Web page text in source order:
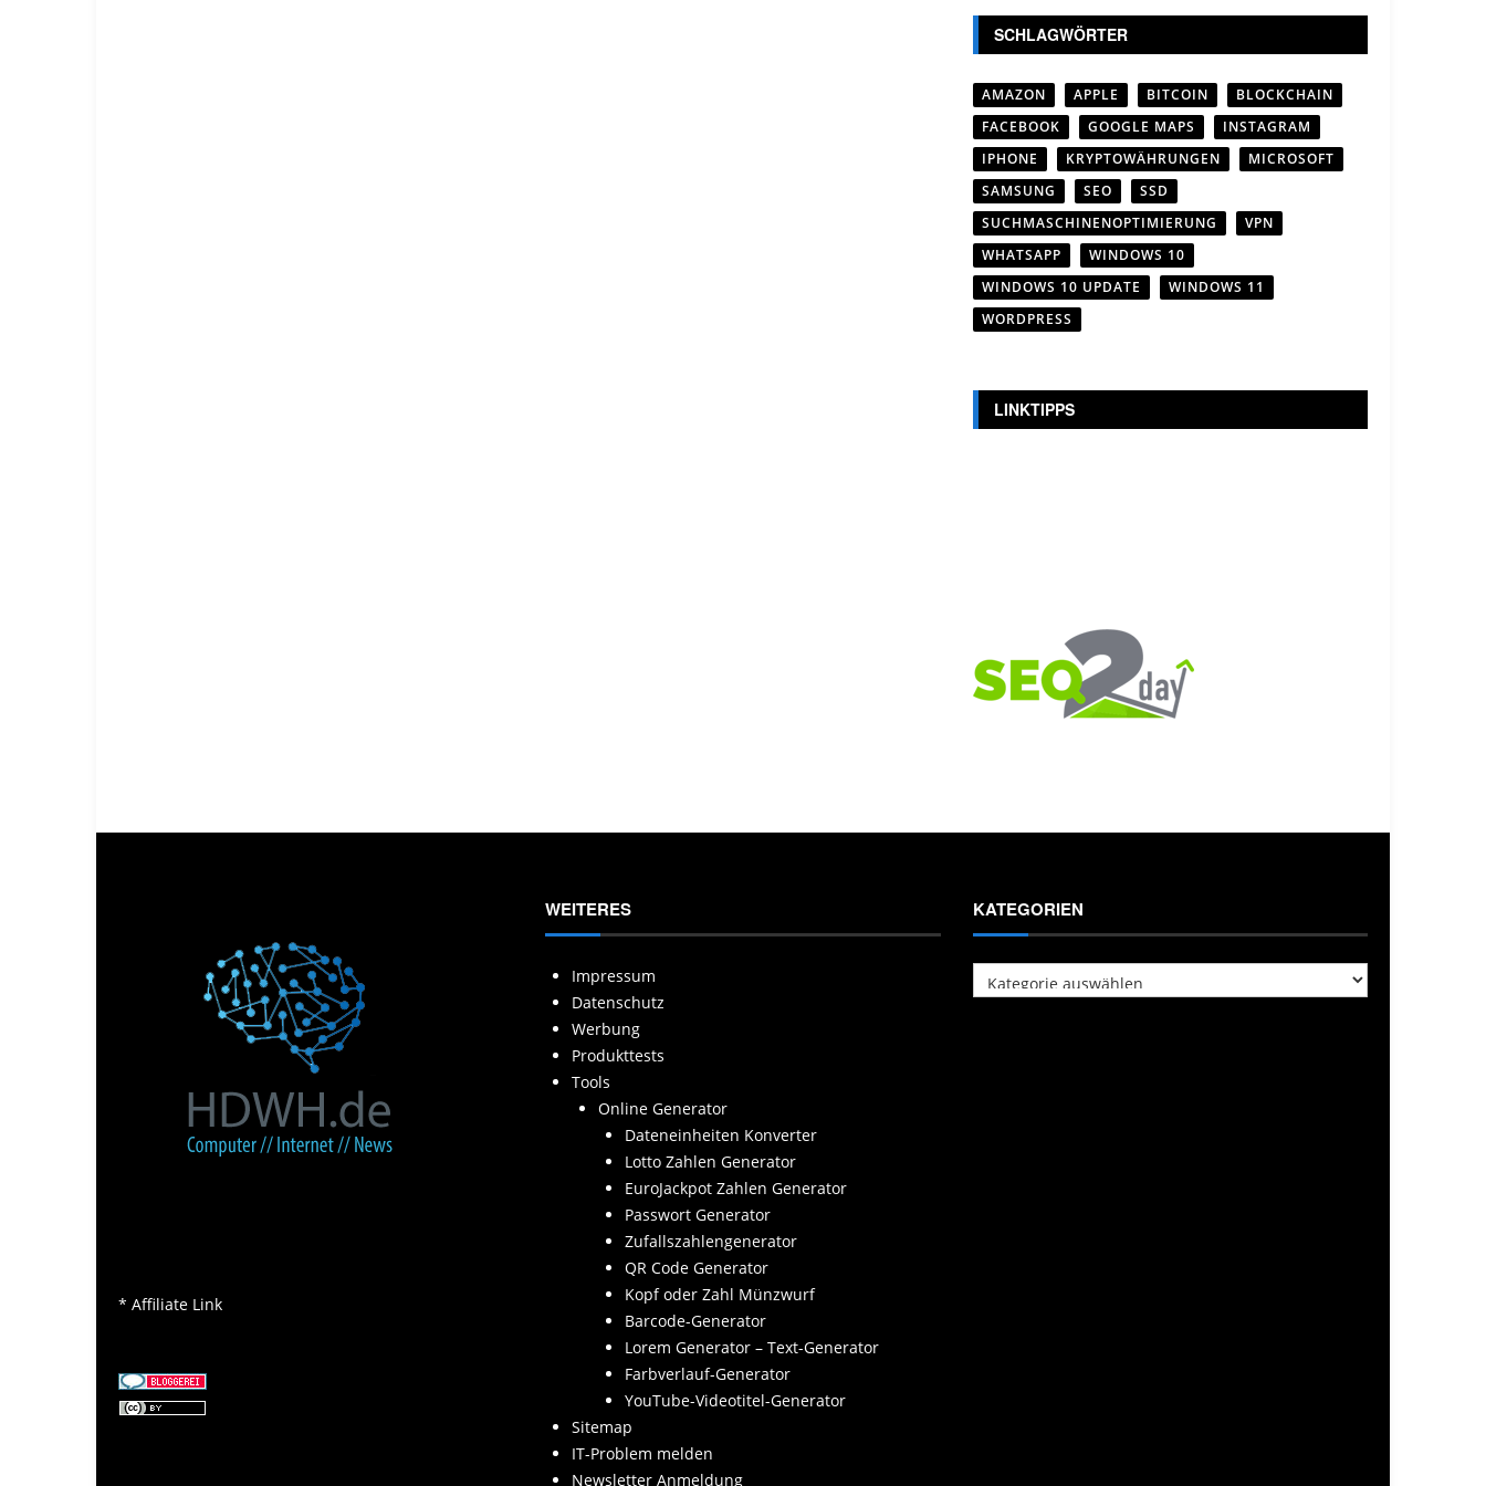
SCHLAGWÖRTER
AMAZON APPLE BITCOIN
BLOCKCHAIN
FACEBOOK
GOOGLE MAPS
INSTAGRAM
IPHONE
KRYPTOWÄHRUNGEN
MICROSOFT
SAMSUNG
SEO
SSD
SUCHMASCHINENOPTIMIERUNG
VPN
WHATSAPP
WINDOWS 10
WINDOWS 10 UPDATE
WINDOWS 11
WORDPRESS
LINKTIPPS
* Affiliate Link
WEITERES
Impressum
Datenschutz
Werbung
Produkttests
Tools
Online Generator
Dateneinheiten Konverter
Lotto Zahlen Generator
EuroJackpot Zahlen Generator
Passwort Generator
Zufallszahlengenerator
QR Code Generator
Kopf oder Zahl Münzwurf
Barcode-Generator
Lorem Generator – Text-Generator
Farbverlauf-Generator
YouTube-Videotitel-Generator
Sitemap
IT-Problem melden
Newsletter Anmeldung
KATEGORIEN
Kategorien